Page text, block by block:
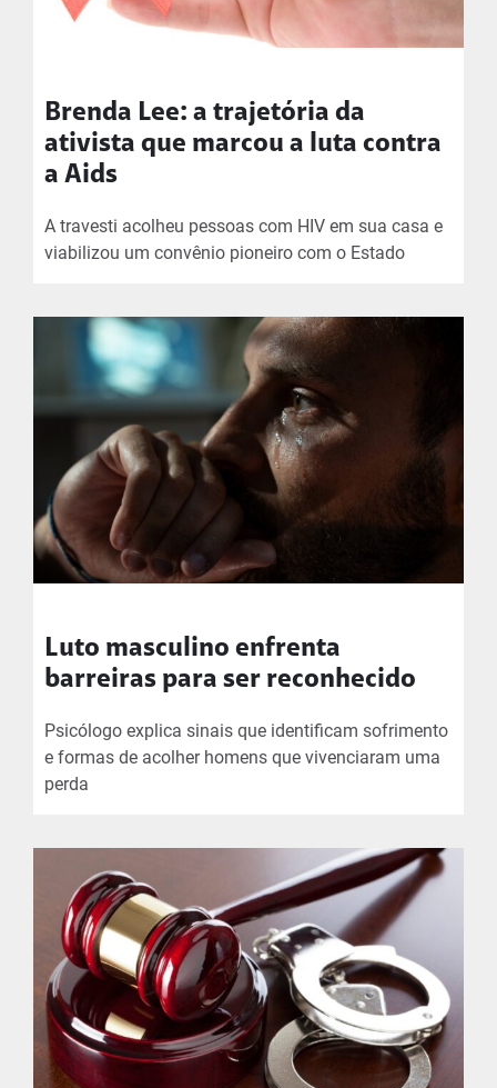
Brenda Lee: a trajetória da
ativista que marcou a luta contra
a Aids
A travesti acolheu pessoas com HIV em sua casa e
viabilizou um convênio pioneiro com o Estado
Luto masculino enfrenta
barreiras para ser reconhecido
Psicólogo explica sinais que identificam sofrimento
e formas de acolher homens que vivenciaram uma
perda